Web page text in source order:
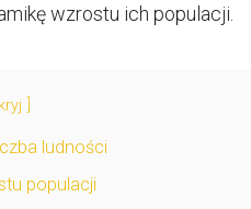
wzrostu ich populacji.
ludności
populacji